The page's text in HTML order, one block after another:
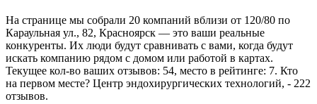
На странице мы собрали 20 компаний вблизи от 120/80 по
Караульная ул., 82, Красноярск — это ваши реальные
конкуренты. Их люди будут сравнивать с вами, когда будут
искать компанию рядом с домом или работой в картах.
Текущее кол-во ваших отзывов: 54, место в рейтинге: 7. Кто
на первом месте? Центр эндохирургических технологий, - 222
отзывов.